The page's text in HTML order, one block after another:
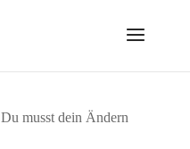
Du musst dein Ändern